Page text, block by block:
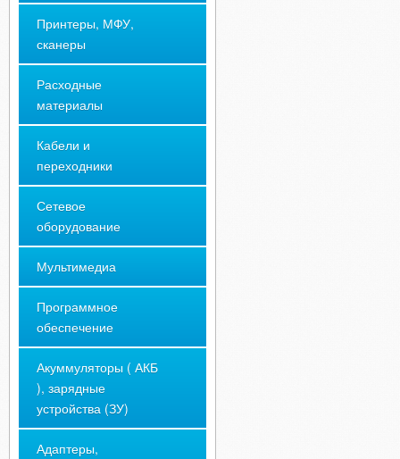
Принтеры, МФУ,
сканеры
Расходные
материалы
Кабели и
переходники
Сетевое
оборудование
Мультимедиа
Программное
обеспечение
Акуммуляторы ( АКБ
), зарядные
устройства (ЗУ)
Адаптеры,